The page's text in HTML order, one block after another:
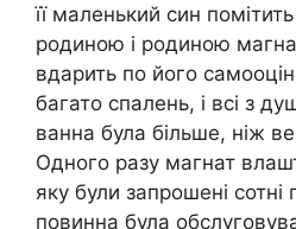
її маленький син
родиною і родиною
вдарить по його
багато спалень, і всі з
ванна була більше, ніж
Одного разу магнат
яку були запрошені сотні
повинна була